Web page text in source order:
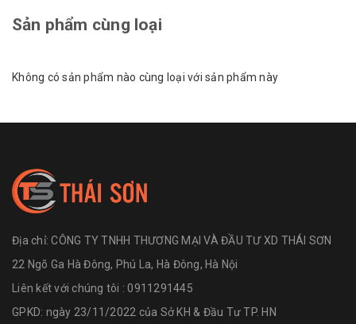
Sản phẩm cùng loại
Không có sản phẩm nào cùng loại với sản phẩm này
Địa chỉ:CÔNG TY TNHH THƯƠNG MẠI VÀ ĐẦU TƯ XD THÁI SƠN
22 Ngõ Ga Hà Đông, Phú La, Hà Đông, Hà Nội
Liên kết với chúng tôi : 0911291445
GPKD: ngày 23/11/2022 của Sở KH & Đầu Tư TP. HN